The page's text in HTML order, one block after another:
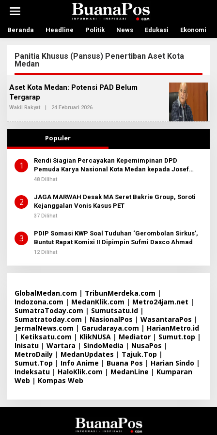
t
Beranda Headline Politik News Edukasi Ekonomi
Panitia Khusus (Pansus) Penertiban Aset Kota
Medan
Aset Kota Medan: Potensi PAD Belum
Tergarap
Wakil Rakyat | 24 Februari 2026
E
H
D
K
S
Populer
1
Rendi Siagian Percayakan Kepemimpinan DPD
Pemuda Karya Nasional Kota Medan kepada Josef
Sembiring
48 Dilihat
2
JAGA MARWAH Desak MA Seret Bakrie Group, Soroti
Kejanggalan Vonis Kasus PET
37 Dilihat
3
PDIP Somasi KWP Soal Tuduhan ‘Gerombolan Sirkus’,
Buntut Rapat Komisi II Dipimpin Sufmi Dasco Ahmad
12 Dilihat
GlobalMedan.com | TribunMerdeka.com |
Indozona.com | MedanKlik.com | Metro24jam.net |
SumatraToday.com | Sumutsatu.id |
Sumatratoday.com | NasionalPos | WasantaraPos |
JermalNews.com | Garudaraya.com | HarianMetro.id
| Ketiksatu.com | KlikNUSA | Mediator | Sumut.top |
Inisatu | Wartara | SindoMedia | NusaPos |
MetroDaily | MedanUpdates | Tajuk.Top |
Sumut.Top | Info Anime | Buana Pos | Harian Sindo |
Indeksatu | HaloKlik.com | MedanLine | Kumparan
Web | Kompas Web